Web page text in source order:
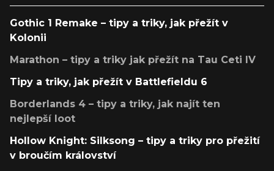
Gothic 1 Remake – tipy a triky, jak přežít v
Kolonii
Marathon – tipy a triky jak přežít na Tau Ceti IV
Tipy a triky, jak přežít v Battlefieldu 6
Borderlands 4 – tipy a triky, jak najít ten
nejlepší loot
Hollow Knight: Silksong – tipy a triky pro přežití
v broučím království